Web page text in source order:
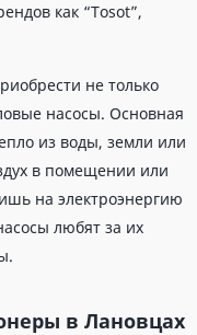
как “Tosot”,
не только
насосы. Основная
из воды, земли или
в помещении или
на электроэнергию
любят за их
в Лановцах